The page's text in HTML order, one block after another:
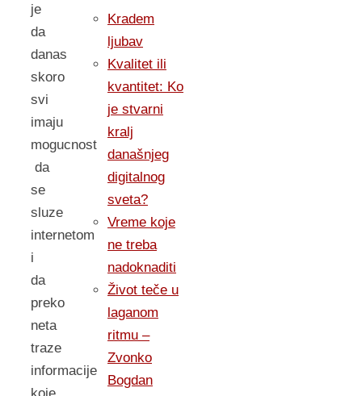
je
da
danas
skoro
svi
imaju
mogucnost
da
se
sluze
internetom
i
da
preko
neta
traze
informacije
Kradem
ljubav
Kvalitet ili
kvantitet: Ko
je stvarni
kralj
današnjeg
digitalnog
sveta?
Vreme koje
ne treba
nadoknaditi
Život teče u
laganom
ritmu –
Zvonko
Bogdan